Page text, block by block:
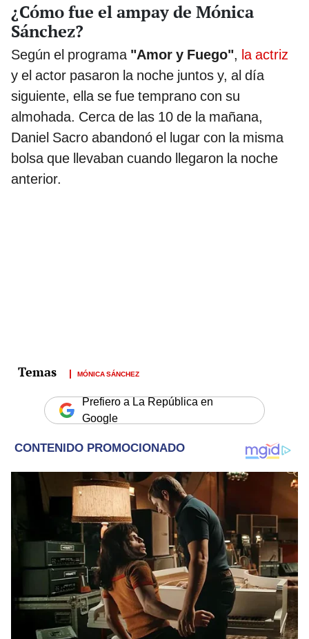
¿Cómo fue el ampay de Mónica
Sánchez?
Según el programa "Amor y Fuego", la actriz
y el actor pasaron la noche juntos y, al día
siguiente, ella se fue temprano con su
almohada. Cerca de las 10 de la mañana,
Daniel Sacro abandonó el lugar con la misma
bolsa que llevaban cuando llegaron la noche
anterior.
MÓNICA SÁNCHEZ
Prefiero a La República en
Google